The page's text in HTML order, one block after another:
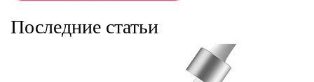
Последние статьи